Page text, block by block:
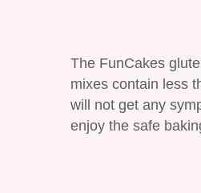
The FunCakes
mixes contain less
will not get any
enjoy the safe